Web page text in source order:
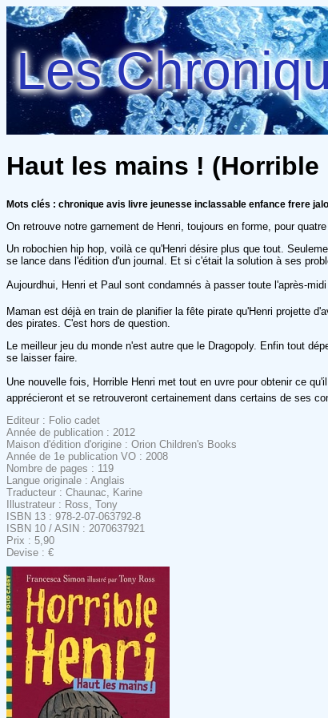
Les
Haut les mains !
Mots clés : chronique avis livre jeunesse inclassable enfance frere
On retrouve notre garnement de Henri, toujours en forme, pour
Un robochien hip hop, voilà ce qu'Henri désire plus que tout.
se lance dans l'édition d'un journal. Et si c'était la solution à ses
Aujourdhui, Henri et Paul sont condamnés à passer toute l'après-
Maman est déjà en train de planifier la fête pirate qu'Henri projette
des pirates. C'est hors de question.
Le meilleur jeu du monde n'est autre que le Dragopoly. Enfin tout
se laisser faire.
Une nouvelle fois, Horrible Henri met tout en uvre pour obtenir ce
apprécieront et se retrouveront certainement dans certains de ses
Editeur : Folio cadet
Année de publication : 2012
Maison d'édition d'origine : Orion Children's Books
Année de 1e publication VO : 2008
Nombre de pages : 119
Langue originale : Anglais
Traducteur : Chaunac, Karine
Illustrateur : Ross, Tony
ISBN 13 : 978-2-07-063792-8
ISBN 10 / ASIN : 2070637921
Prix : 5,90
Devise : €